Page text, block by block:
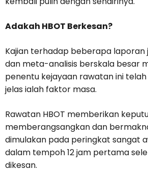
Adakah HBOT Berkesan?
Kajian terhadap beberapa
dan meta-analisis berskala besar
penentu kejayaan rawatan ini
jelas ialah faktor masa.
Rawatan HBOT memberikan
memberangsangkan dan
dimulakan pada peringkat sangat
dalam tempoh 12 jam pertama
dikesan.